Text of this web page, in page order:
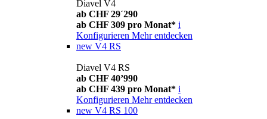
Diavel V4
ab CHF 29´290
ab CHF 309 pro Monat* i
Konfigurieren Mehr entdecken
new V4 RS
Diavel V4 RS
ab CHF 40’990
ab CHF 439 pro Monat* i
Konfigurieren Mehr entdecken
new V4 RS 100